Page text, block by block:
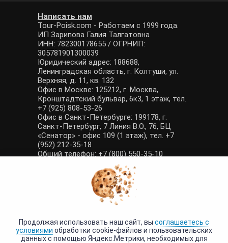
Написать нам
Tour-Poisk.com - Работаем с 1999 года.
ИП Зарипова Галия Талгатовна
ИНН: 782300178655 / ОГРНИП:
305781901300039
Юридический адрес: 188688,
Ленинградская область, г. Колтуши, ул.
Верхняя, д. 11, кв. 132
Офис в Москве: 125212, г. Москва,
Кронштадтский бульвар, 6к3, 1 этаж, тел.
+7 (925) 808-53-26
Офис в Санкт-Петербурге: 199178, г.
Санкт-Петербург, 7 Линия В.О., 76, БЦ
«Сенатор» - офис 109 (1 этаж), тел. +7
(952) 212-35-18
Общий телефон: +7 (800) 550-35-10
E-mail: manager@tour-poisk.com (общие
вопросы), admin@tour-poisk.com (жалобы)
Номер в Общероссийском реестре
туристических агентств: РТА 0003424
Политика конфиденциальности
Продолжая использовать наш сайт, вы соглашаетесь с
условиями обработки cookie-файлов и пользовательских
данных с помощью Яндекс.Метрики, необходимых для